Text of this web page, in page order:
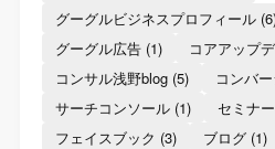
グーグルビジネスプロフィール
グーグル広告(1) コアアップ
コンサル浅野blog(5) コンバ
サーチコンソール(1) セミナー
フェイスブック (3) ブログ(1)